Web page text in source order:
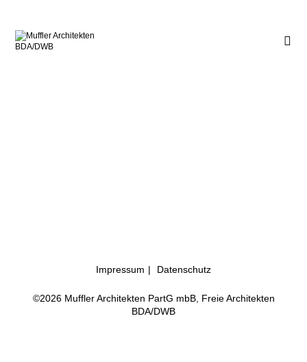
Impressum Datenschutz
©2026 Muffler Architekten PartG mbB, Freie Architekten
BDA/DWB